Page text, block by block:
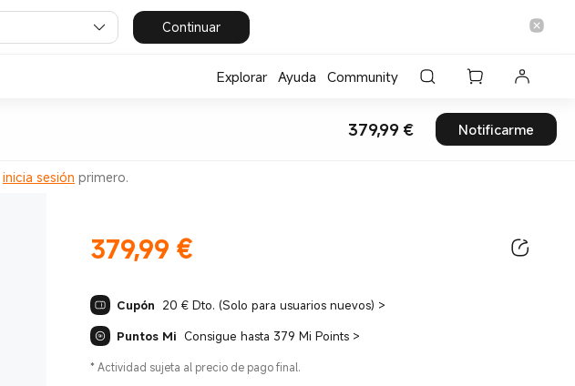
Continuar
Explorar Ayuda Community
379,99 € Current Price €379.99
Notificarme
inicia sesión primero.
379,99 €
Current Price €379.99
Cupón 20 € Dto. (Solo para usuarios nuevos) >
Puntos Mi Consigue hasta 379 Mi Points >
* Actividad sujeta al precio de pago final.